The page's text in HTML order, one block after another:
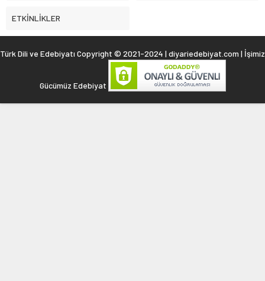
ETKİNLİKLER
Türk Dili ve Edebiyatı Copyright © 2021-2024 | diyariedebiyat.com | İşimiz
Gücümüz Edebiyat